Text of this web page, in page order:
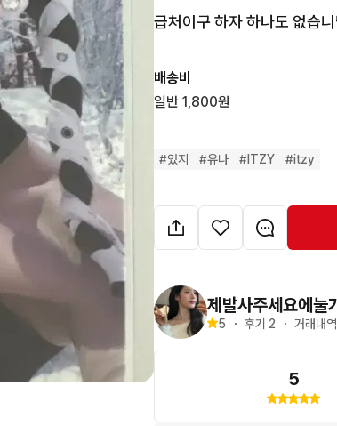
급처이구 하자 하나도 없습
배송비
일반 1,800원
#있지 #유나 # ITZY #itzy
제발사주세요에눌
5 ・ 후기 2 ・ 거래내역
5